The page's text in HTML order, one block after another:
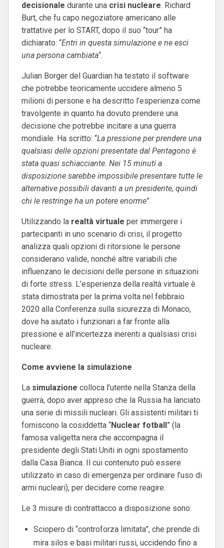
decisionale durante una crisi nucleare. Richard
Burt, che fu capo negoziatore americano alle
trattative per lo START, dopo il suo “tour” ha
dichiarato: “Entri in questa simulazione e ne esci
una persona cambiata“.
Julian Borger del Guardian ha testato il software
che potrebbe teoricamente uccidere almeno 5
milioni di persone e ha descritto l’esperienza come
travolgente in quanto ha dovuto prendere una
decisione che potrebbe incitare a una guerra
mondiale. Ha scritto: “La pressione per prendere una
qualsiasi delle opzioni presentate dal Pentagono è
stata quasi schiacciante. Nei 15 minuti a
disposizione sarebbe impossibile presentare tutte le
alternative possibili davanti a un presidente, quindi
chi le restringe ha un potere enorme”.
Utilizzando la realtà virtuale per immergere i
partecipanti in uno scenario di crisi, il progetto
analizza quali opzioni di ritorsione le persone
considerano valide, nonché altre variabili che
influenzano le decisioni delle persone in situazioni
di forte stress. L’esperienza della realtà virtuale è
stata dimostrata per la prima volta nel febbraio
2020 alla Conferenza sulla sicurezza di Monaco,
dove ha aiutato i funzionari a far fronte alla
pressione e all’incertezza inerenti a qualsiasi crisi
nucleare.
Come avviene la simulazione
La simulazione colloca l’utente nella Stanza della
guerra, dopo aver appreso che la Russia ha lanciato
una serie di missili nucleari. Gli assistenti militari ti
forniscono la cosiddetta “Nuclear fotball” (la
famosa valigetta nera che accompagna il
presidente degli Stati Uniti in ogni spostamento
dalla Casa Bianca. Il cui contenuto può essere
utilizzato in caso di emergenza per ordinare l’uso di
armi nucleari), per decidere come reagire.
Le 3 misure di contrattacco a disposizione sono:
Sciopero di “controforza limitata”, che prende di
mira silos e basi militari russi, uccidendo fino a